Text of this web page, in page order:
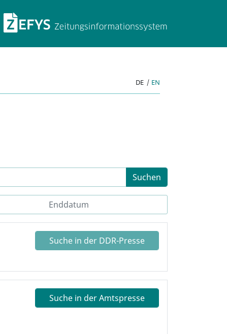
ZEFYS
DE | EN
Suchen
Suche in der DDR-Presse
Suche in der Amtspresse